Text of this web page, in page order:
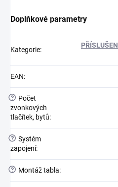
Doplňkové parametry
Kategorie:
EAN:
?
Počet
zvonkových
tlačítek, bytů:
? Systém
zapojení:
? Montáž tabla: